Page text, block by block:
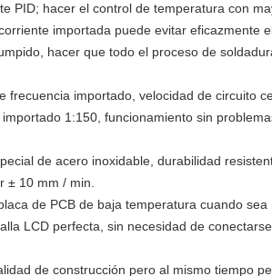
PID; hacer el control de temperatura con
importada puede evitar eficazmente
hacer que todo el proceso de
importado, velocidad de circuito
1:150, funcionamiento sin
de acero inoxidable, durabilidad
± 10 mm / min.
de PCB de baja temperatura cuando sea
LCD perfecta, sin necesidad de
de construcción pero al mismo tiempo